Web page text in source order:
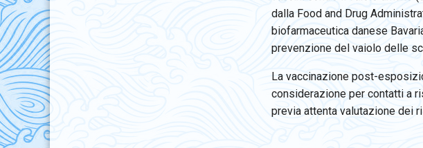
dalla Food and Drug
biofarmaceutica danese
prevenzione del vaiolo delle
La vaccinazione post-
considerazione per contatti a
previa attenta valutazione dei